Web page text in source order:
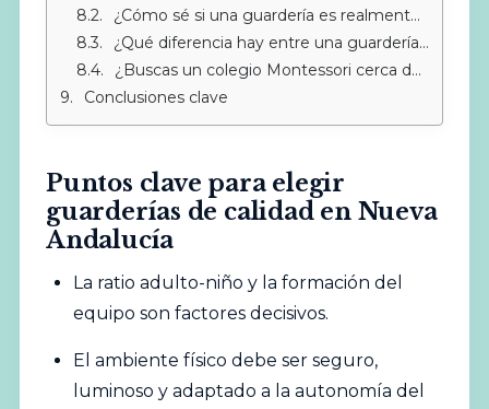
¿Cómo sé si una guardería es realmente de calidad?
¿Qué diferencia hay entre una guardería tradicional y una Montessori?
¿Buscas un colegio Montessori cerca de Sotogrande?
Conclusiones clave
Puntos clave para elegir
guarderías de calidad en Nueva
Andalucía
La ratio adulto-niño y la formación del
equipo son factores decisivos.
El ambiente físico debe ser seguro,
luminoso y adaptado a la autonomía del